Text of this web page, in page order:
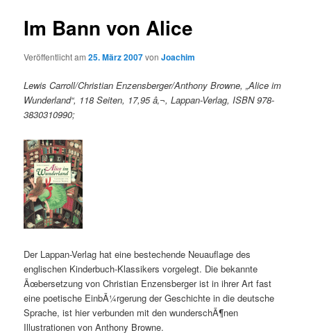
Im Bann von Alice
Veröffentlicht am25. März 2007vonJoachim
Lewis Carroll/Christian Enzensberger/Anthony Browne, „Alice im
Wunderland“, 118 Seiten, 17,95 â‚¬, Lappan-Verlag, ISBN 978-
3830310990;
Der Lappan-Verlag hat eine bestechende Neuauflage des
englischen Kinderbuch-Klassikers vorgelegt. Die bekannte
Ãœbersetzung von Christian Enzensberger ist in ihrer Art fast
eine poetische EinbÃ¼rgerung der Geschichte in die deutsche
Sprache, ist hier verbunden mit den wunderschÃ¶nen
Illustrationen von Anthony Browne.